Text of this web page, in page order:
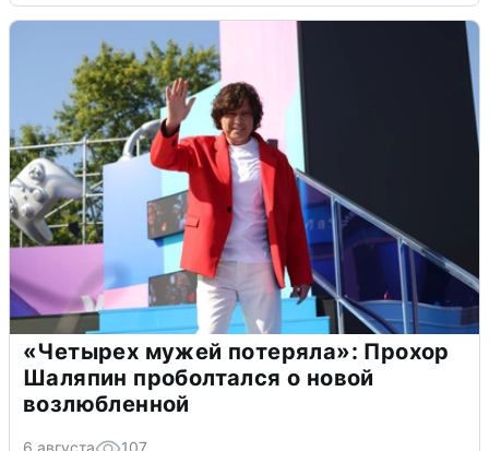
«Четырех мужей потеряла»: Прохор
Шаляпин проболтался о новой
возлюбленной
6 августа 107